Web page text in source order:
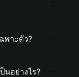
พาะตัว?
นอย่างไร?